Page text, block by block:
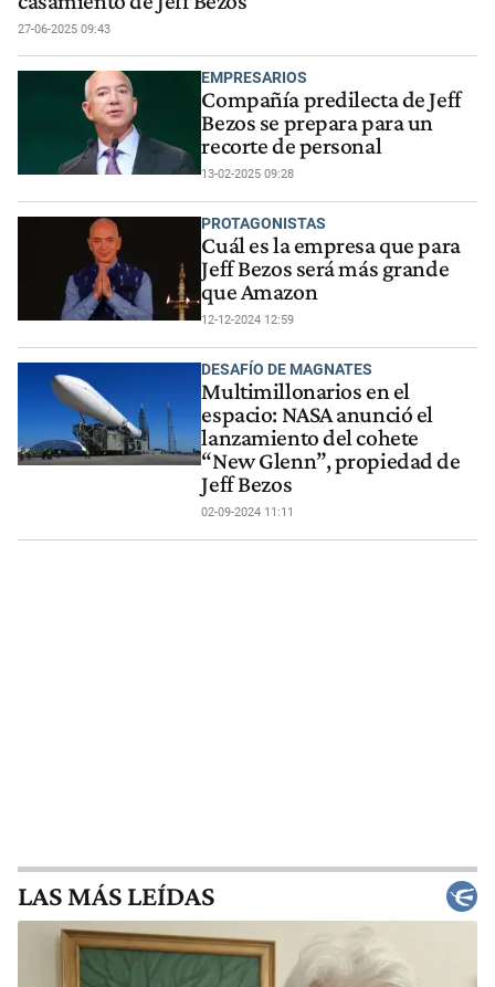
27-06-2025 09:43
EMPRESARIOS
Compañía predilecta de Jeff
Bezos se prepara para un
recorte de personal
13-02-2025 09:28
PROTAGONISTAS
Cuál es la empresa que para
Jeff Bezos será más grande
que Amazon
12-12-2024 12:59
DESAFÍO DE MAGNATES
Multimillonarios en el
espacio: NASA anunció el
lanzamiento del cohete
“New Glenn”, propiedad de
Jeff Bezos
02-09-2024 11:11
LAS MÁS LEÍDAS